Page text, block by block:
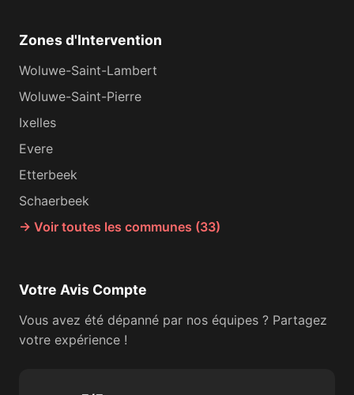
Zones d'Intervention
Woluwe-Saint-Lambert
Woluwe-Saint-Pierre
Ixelles
Evere
Etterbeek
Schaerbeek
→ Voir toutes les communes (33)
Votre Avis Compte
Vous avez été dépanné par nos équipes ? Partagez
votre expérience !